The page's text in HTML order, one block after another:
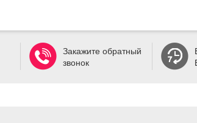
Закажите обратный
звонок